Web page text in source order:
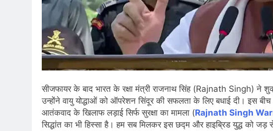
सीजफायर के बाद भारत के रक्षा मंत्री राजनाथ सिंह (Rajnath Singh) ने
उन्होंने वायु योद्धाओं को ऑपरेशन सिंदूर की सफलता के लिए बधाई दी। इस
आतंकवाद के खिलाफ लड़ाई सिर्फ सुरक्षा का मामला (Rajnath Singh
सिद्धांत का भी हिस्सा है। हम सब मिलकर इस छद्म और हाइब्रिड युद्ध को